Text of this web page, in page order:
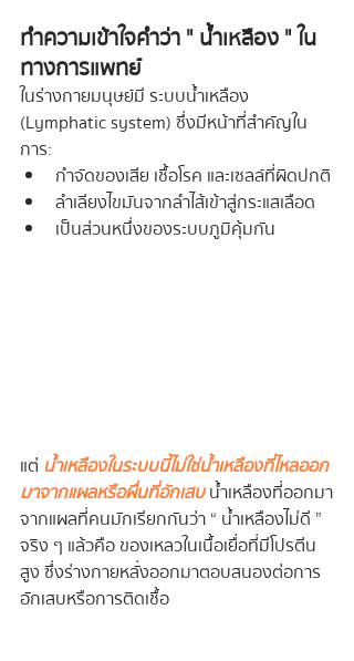
ทำความเข้าใจคำว่า " น้ำเหลือง " ใน
ทางการแพทย์
ในร่างกายมนุษย์มี ระบบน้ำเหลือง
(Lymphatic system) ซึ่งมีหน้าที่สำคัญใน
การ:
กำจัดของเสีย เชื้อโรค และเซลล์ที่ผิดปกติ
ลำเลียงไขมันจากลำไส้เข้าสู่กระแสเลือด
เป็นส่วนหนึ่งของระบบภูมิคุ้มกัน
แต่ น้ำเหลืองในระบบนี้ไม่ใช่น้ำเหลืองที่ไหลออก
มาจากแผลหรือผื่นที่อักเสบ น้ำเหลืองที่ออกมา
จากแผลที่คนมักเรียกกันว่า “ น้ำเหลืองไม่ดี ”
จริง ๆ แล้วคือ ของเหลวในเนื้อเยื่อที่มีโปรตีน
สูง ซึ่งร่างกายหลั่งออกมาตอบสนองต่อการ
อักเสบหรือการติดเชื้อ